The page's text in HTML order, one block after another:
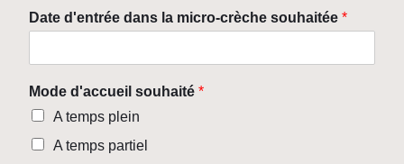
Date d'entrée dans la micro-crèche souhaitée *
Mode d'accueil souhaité *
A temps plein
A temps partiel